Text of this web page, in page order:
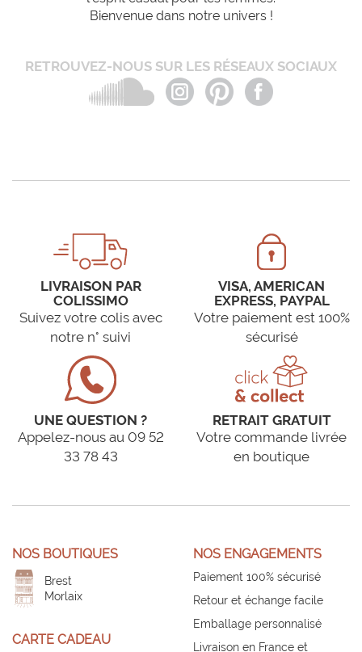
Bienvenue dans notre univers !
RETROUVEZ-NOUS SUR LES RÉSEAUX SOCIAUX
LIVRAISON PAR
COLISSIMO
Suivez votre colis avec
notre n° suivi
VISA, AMERICAN
EXPRESS, PAYPAL
Votre paiement est 100%
sécurisé
UNE QUESTION ?
Appelez-nous au 09 52
33 78 43
RETRAIT GRATUIT
Votre commande livrée
en boutique
NOS BOUTIQUES
Brest
Morlaix
CARTE CADEAU
NOS ENGAGEMENTS
Paiement 100% sécurisé
Retour et échange facile
Emballage personnalisé
Livraison en France et